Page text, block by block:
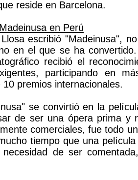
reside en Barcelona.
en Perú
escribió "Madeinusa",
en el que se ha
recibió el
participando en
premios internacionales.
se convirtió en la
de ser una ópera prima y
comerciales, fue todo
tiempo que una
de ser